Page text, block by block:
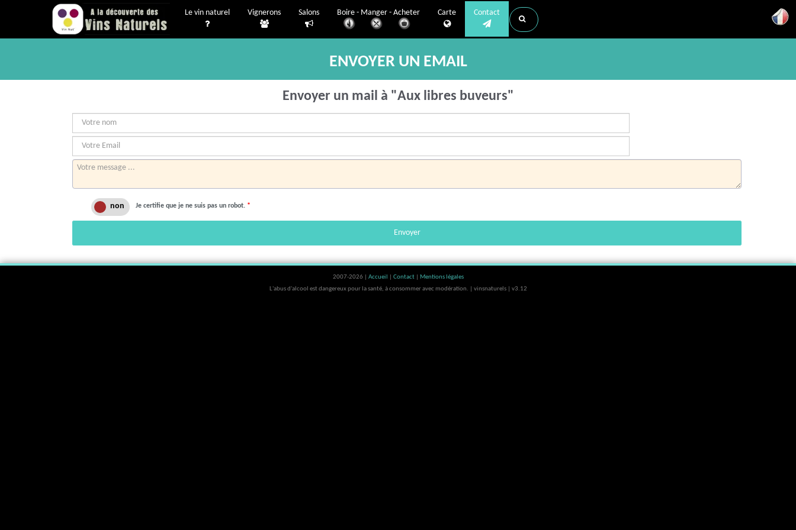
Le vin naturel Vignerons Salons Boire - Manger - Acheter Carte Contact
ENVOYER UN EMAIL
Envoyer un mail à "Aux libres buveurs"
Je certifie que je ne suis pas un robot. *
Envoyer
2007-2026 | Accueil Contact
Mentions légales
L'abus d'alcool est dangereux pour la santé, à consommer avec modération. | vinsnaturels | v3.12